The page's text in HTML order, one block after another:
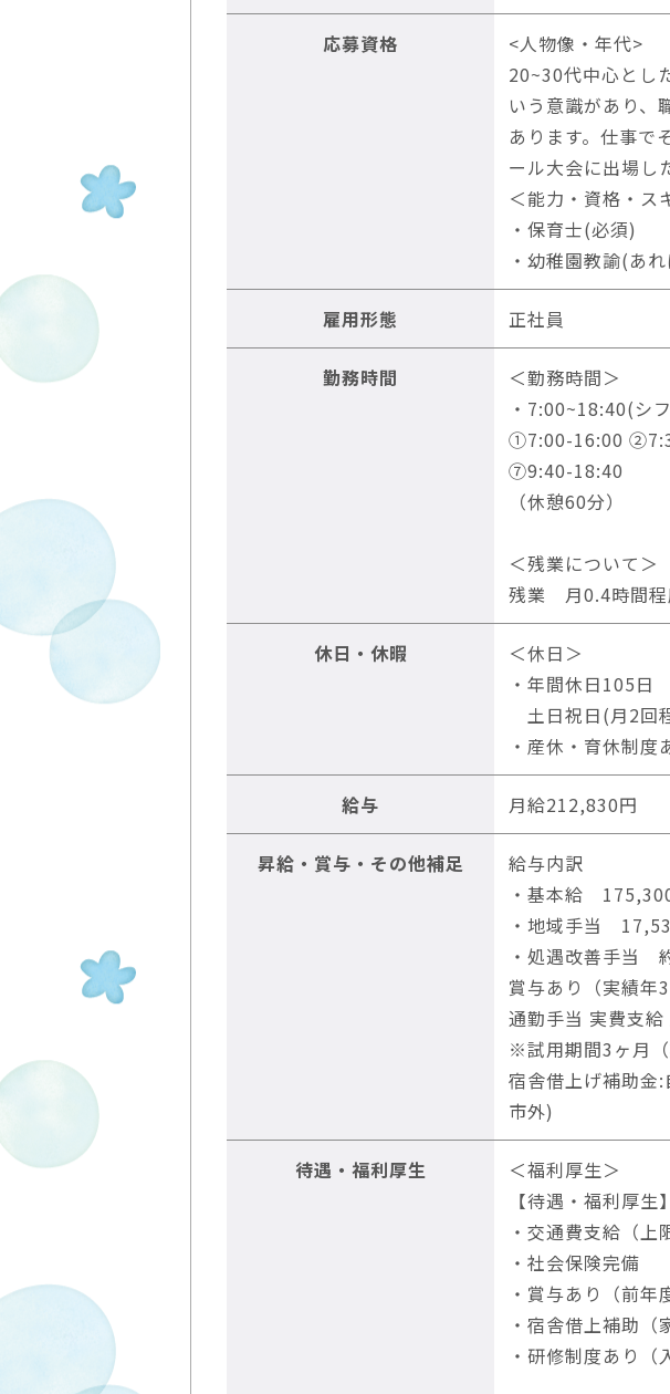
応募資格
<人物像・年代>
20~30代中心とし
いう意識があり、
あります。仕事で
ール大会に出場し
＜能力・資格・ス
・保育士(必須)
・幼稚園教諭(あ
雇用形態 正社員
勤務時間
＜勤務時間＞
・7:00~18:40(シ
①7:00-16:00
⑦9:40-18:40
（休憩60分）
＜残業について＞
残業 月0.4時間程
休日・休暇
＜休日＞
・年間休日105日
土日祝日(月2回
・産休・育休制度
給与 月給212,830円
昇給・賞与・その他補足
給与内訳
・基本給
・地域手当
・処遇改善手当
賞与あり（実績年
通勤手当 実費支
※試用期間3ヶ月（
宿舎借上げ補助金
市外)
待遇・福利厚生
＜福利厚生＞
【待遇・福利厚生】
・交通費支給（上
・社会保険完備
・賞与あり（前年
・宿舎借上補助（
・研修制度あり（